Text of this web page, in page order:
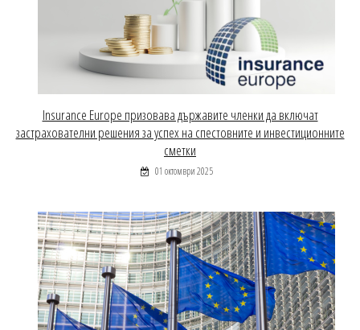
Insurance Europe призовава държавите членки да включат
застрахователни решения за успех на спестовните и инвестиционните
сметки
01 октомври 2025